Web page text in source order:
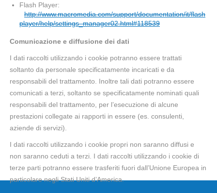
Flash Player:
http://www.macromedia.com/support/documentation/it/flash
player/help/settings_manager02.html#118539
Comunicazione e diffusione dei dati
I dati raccolti utilizzando i cookie potranno essere trattati
soltanto da personale specificatamente incaricati e da
responsabili del trattamento. Inoltre tali dati potranno essere
comunicati a terzi, soltanto se specificatamente nominati quali
responsabili del trattamento, per l’esecuzione di alcune
prestazioni collegate ai rapporti in essere (es. consulenti,
aziende di servizi).
I dati raccolti utilizzando i cookie propri non saranno diffusi e
non saranno ceduti a terzi. I dati raccolti utilizzando i cookie di
terze parti potranno essere trasferiti fuori dall’Unione Europea in
particolare negli Stati Uniti d’America.